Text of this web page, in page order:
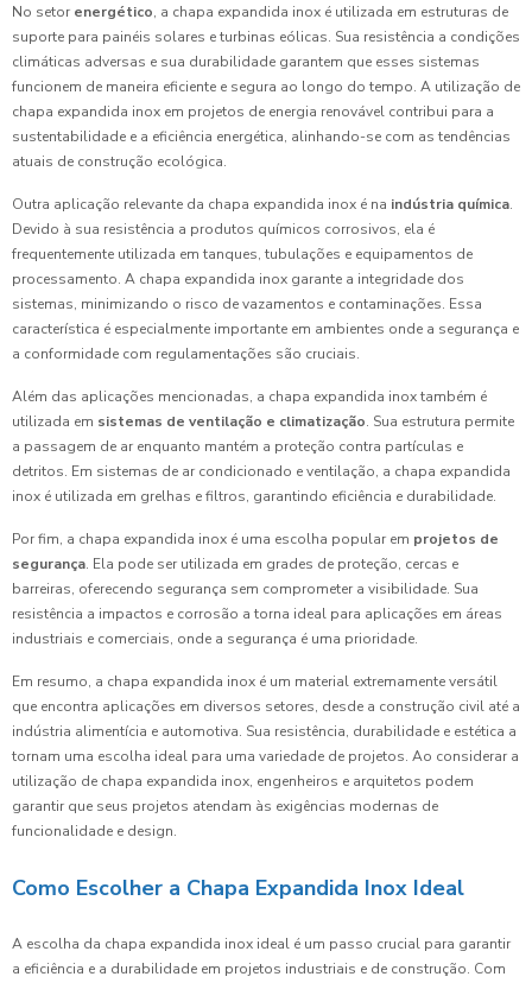
No setor energético, a chapa expandida inox é utilizada em estruturas de
suporte para painéis solares e turbinas eólicas. Sua resistência a condições
climáticas adversas e sua durabilidade garantem que esses sistemas
funcionem de maneira eficiente e segura ao longo do tempo. A utilização de
chapa expandida inox em projetos de energia renovável contribui para a
sustentabilidade e a eficiência energética, alinhando-se com as tendências
atuais de construção ecológica.
Outra aplicação relevante da chapa expandida inox é na indústria química.
Devido à sua resistência a produtos químicos corrosivos, ela é
frequentemente utilizada em tanques, tubulações e equipamentos de
processamento. A chapa expandida inox garante a integridade dos
sistemas, minimizando o risco de vazamentos e contaminações. Essa
característica é especialmente importante em ambientes onde a segurança e
a conformidade com regulamentações são cruciais.
Além das aplicações mencionadas, a chapa expandida inox também é
utilizada em sistemas de ventilação e climatização. Sua estrutura permite
a passagem de ar enquanto mantém a proteção contra partículas e
detritos. Em sistemas de ar condicionado e ventilação, a chapa expandida
inox é utilizada em grelhas e filtros, garantindo eficiência e durabilidade.
Por fim, a chapa expandida inox é uma escolha popular em projetos de
segurança. Ela pode ser utilizada em grades de proteção, cercas e
barreiras, oferecendo segurança sem comprometer a visibilidade. Sua
resistência a impactos e corrosão a torna ideal para aplicações em áreas
industriais e comerciais, onde a segurança é uma prioridade.
Em resumo, a chapa expandida inox é um material extremamente versátil
que encontra aplicações em diversos setores, desde a construção civil até a
indústria alimentícia e automotiva. Sua resistência, durabilidade e estética a
tornam uma escolha ideal para uma variedade de projetos. Ao considerar a
utilização de chapa expandida inox, engenheiros e arquitetos podem
garantir que seus projetos atendam às exigências modernas de
funcionalidade e design.
Como Escolher a Chapa Expandida Inox Ideal
A escolha da chapa expandida inox ideal é um passo crucial para garantir
a eficiência e a durabilidade em projetos industriais e de construção. Com